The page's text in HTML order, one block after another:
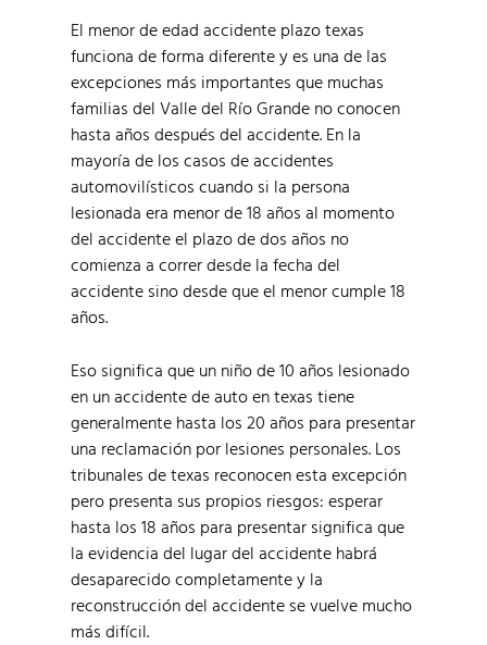
El menor de edad accidente plazo texas
funciona de forma diferente y es una de las
excepciones más importantes que muchas
familias del Valle del Río Grande no conocen
hasta años después del accidente. En la
mayoría de los casos de accidentes
automovilísticos cuando si la persona
lesionada era menor de 18 años al momento
del accidente el plazo de dos años no
comienza a correr desde la fecha del
accidente sino desde que el menor cumple 18
años.
Eso significa que un niño de 10 años lesionado
en un accidente de auto en texas tiene
generalmente hasta los 20 años para presentar
una reclamación por lesiones personales. Los
tribunales de texas reconocen esta excepción
pero presenta sus propios riesgos: esperar
hasta los 18 años para presentar significa que
la evidencia del lugar del accidente habrá
desaparecido completamente y la
reconstrucción del accidente se vuelve mucho
más difícil.